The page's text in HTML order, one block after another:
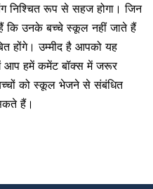
रूप से सहज होगा। जिन
कि उनके बच्चे स्कूल नहीं जाते हैं
होंगे। उम्मीद है आपको यह
आप हमें कमेंट बॉक्स में जरूर
को स्कूल भेजने से संबंधित
हैं।